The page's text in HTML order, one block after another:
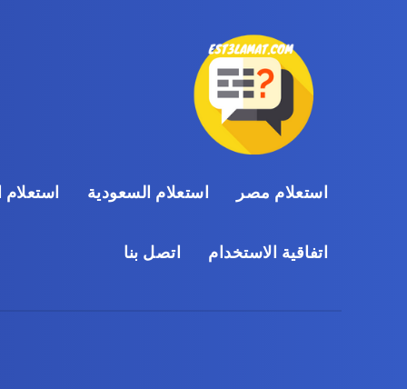
استعلام مصر استعلام السعودية استعلام
اتفاقية الاستخدام اتصل بنا